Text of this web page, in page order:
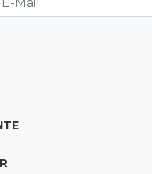
Juan Caballero
laboratório ilegal